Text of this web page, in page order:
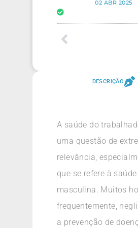
02 ABR 2025
DESCRIÇÃO
A saúde do
uma questão de
relevância,
que se refere à saúde
masculina. Muitos
frequentemente,
a prevenção de